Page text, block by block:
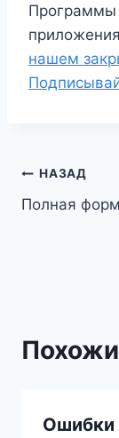
Программы
нашем
по
НАЗАД
Полная
Ошибки